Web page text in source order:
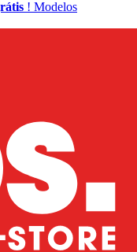
! Modelos